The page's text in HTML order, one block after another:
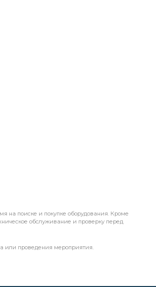
на поиске и покупке оборудования. Кроме
обслуживание и проверку перед
или проведения мероприятия.